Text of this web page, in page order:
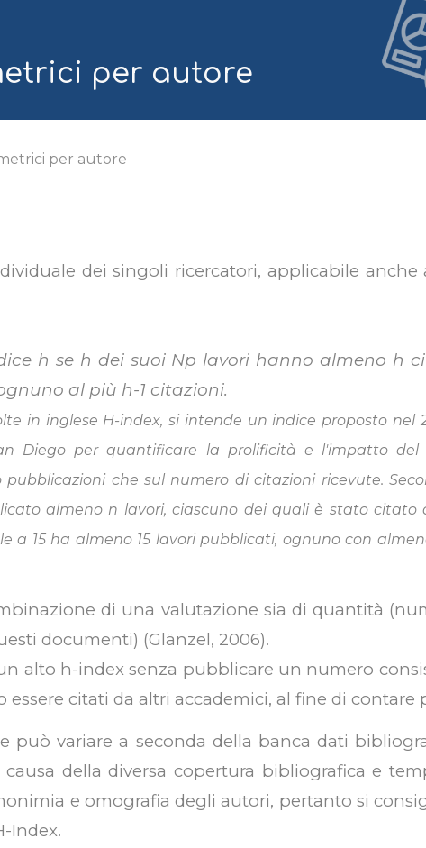
per autore
per autore
dei singoli ricercatori, applicabile
h se h dei suoi Np lavori hanno almeno h
al più h-1 citazioni.
in inglese H-index, si intende un indice proposto nel
Diego per quantificare la prolificità e l'impatto del
che sul numero di citazioni ricevute.
almeno n lavori, ciascuno dei quali è stato citato
a 15 ha almeno 15 lavori pubblicati, ognuno con
di una valutazione sia di quantità
documenti) (Glänzel, 2006).
alto h-index senza pubblicare un numero
citati da altri accademici, al fine di contare
può variare a seconda della banca dati
della diversa copertura bibliografica e
e omografia degli autori, pertanto si
Index.